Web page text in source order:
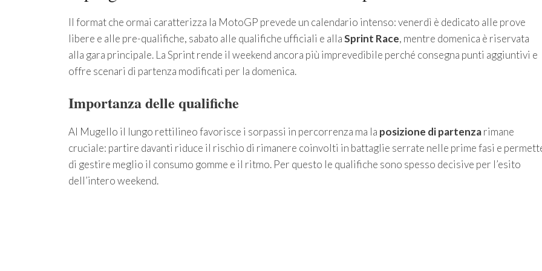
Il format che ormai caratterizza la MotoGP prevede un calendario intenso: venerdì è dedicato alle prove
libere e alle pre-qualifiche, sabato alle qualifiche ufficiali e allaSprint Race, mentre domenica è riservata
alla gara principale. La Sprint rende il weekend ancora più imprevedibile perché consegna punti aggiuntivi e
offre scenari di partenza modificati per la domenica.
Importanza delle qualifiche
Al Mugello il lungo rettilineo favorisce i sorpassi in percorrenza ma la posizione di partenzarimane
cruciale: partire davanti riduce il rischio di rimanere coinvolti in battaglie serrate nelle prime fasi e
di gestire meglio il consumo gomme e il ritmo. Per questo le qualifiche sono spesso decisive per l’esito
dell’intero weekend.